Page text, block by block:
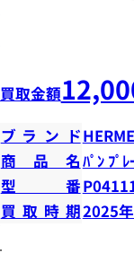
買取金額
ブランド
商品名ﾊﾟﾝ ﾌﾟﾚ
型番
買取時期2025